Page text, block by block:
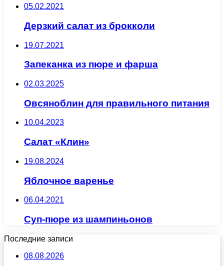
05.02.2021
Дерзкий салат из брокколи
19.07.2021
Запеканка из пюре и фарша
02.03.2025
Овсяноблин для правильного питания
10.04.2023
Салат «Клин»
19.08.2024
Яблочное варенье
06.04.2021
Суп-пюре из шампиньонов
Последние записи
08.08.2026